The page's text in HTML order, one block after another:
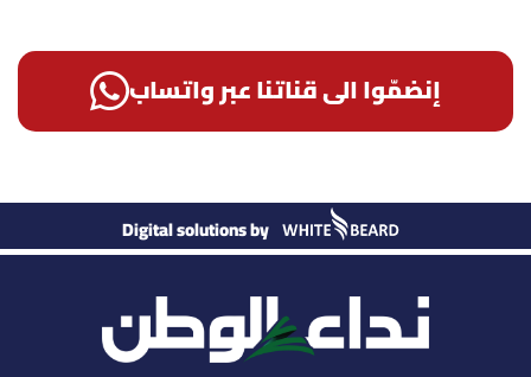
إنضمّوا الى قناتنا عبر واتساب
Digital solutions by